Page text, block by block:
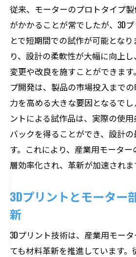
従来、モーターのプロトタイプ
がかかることが常でしたが、3D
とで短期間での試作が可能とな
り、設計の柔軟性が大幅に向上
変更や改良を施すことができま
プ開発は、製品の市場投入まで
力を高める大きな要因となるでし
ントによる試作品は、実際の使
バックを得ることができ、設計
す。これにより、産業用モータ
層効率化され、革新が加速されま
3Dプリントとモーター
新
3Dプリント技術は、産業用モー
ても材料革新を推進しています